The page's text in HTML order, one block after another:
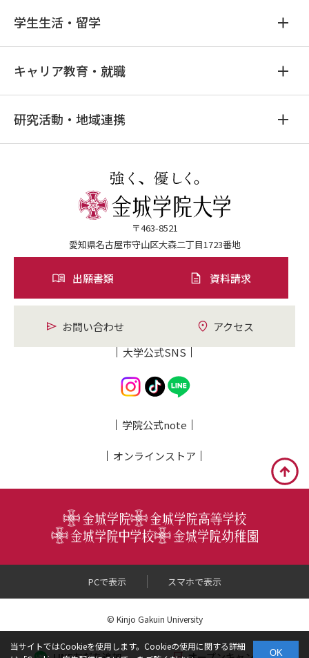
当サイトではCookieを使用します。Cookieの使用に関する詳細
OK
学生生活・留学
キャリア教育・就職
研究活動・地域連携
〒463-8521
愛知県名古屋市守山区大森二丁目1723番地
出願書類 資料請求
お問い合わせ
アクセス
大学公式SNS
学院公式note
オンラインストア
PCで表示 スマホで表示
© Kinjo Gakuin University